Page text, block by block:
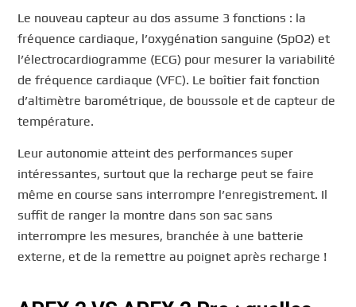
Le nouveau capteur au dos assume 3 fonctions : la
fréquence cardiaque, l’oxygénation sanguine (SpO2) et
l’électrocardiogramme (ECG) pour mesurer la variabilité
de fréquence cardiaque (VFC). Le boîtier fait fonction
d’altimètre barométrique, de boussole et de capteur de
température.
Leur autonomie atteint des performances super
intéressantes, surtout que la recharge peut se faire
même en course sans interrompre l’enregistrement. Il
suffit de ranger la montre dans son sac sans
interrompre les mesures, branchée à une batterie
externe, et de la remettre au poignet après recharge !